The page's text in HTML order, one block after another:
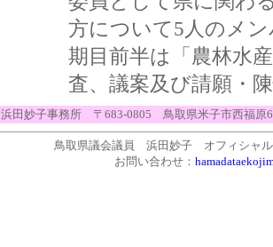
方について5人のメ
期目前半は「 農林水
査、議案及び請願・
浜田妙子事務所 〒683-0805 鳥取県米子市西福原
鳥取県議会議員 浜田妙子 オフィシャル
お問い合わせ：